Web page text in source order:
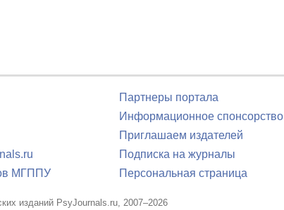
МГППУ
Партнеры портала
Информационное спонсорство
Приглашаем издателей
Подписка на журналы
Персональная страница
изданий PsyJournals.ru, 2007–2026